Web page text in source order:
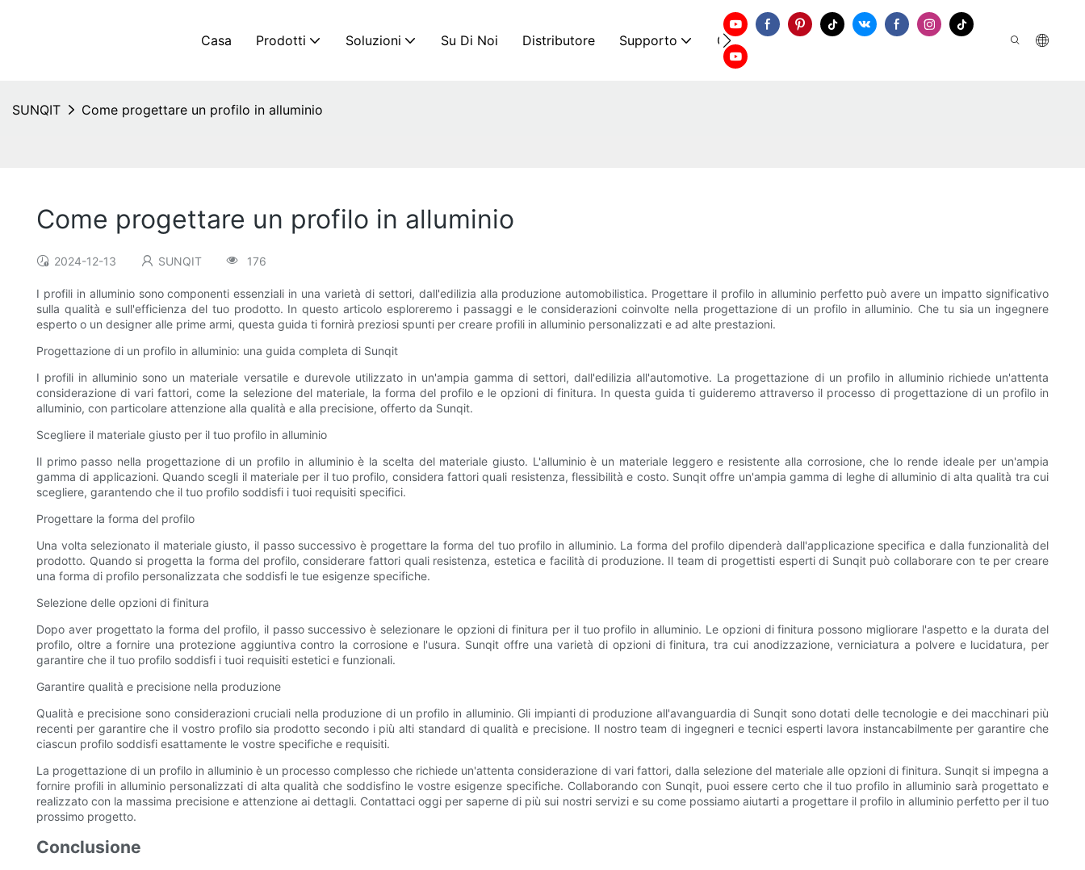
Casa Prodotti Soluzioni Su Di Noi Distributore Supporto Contattaci
SUNQIT Come progettare un profilo in alluminio
Come progettare un profilo in alluminio
2024-12-13 SUNQIT 176
I profili in alluminio sono componenti essenziali in una varietà di settori, dall'edilizia alla produzione automobilistica. Progettare il profilo in alluminio perfetto può avere un impatto significativo
sulla qualità e sull'efficienza del tuo prodotto. In questo articolo esploreremo i passaggi e le considerazioni coinvolte nella progettazione di un profilo in alluminio. Che tu sia un ingegnere
esperto o un designer alle prime armi, questa guida ti fornirà preziosi spunti per creare profili in alluminio personalizzati e ad alte prestazioni.
Progettazione di un profilo in alluminio: una guida completa di Sunqit
I profili in alluminio sono un materiale versatile e durevole utilizzato in un'ampia gamma di settori, dall'edilizia all'automotive. La progettazione di un profilo in alluminio richiede un'attenta
considerazione di vari fattori, come la selezione del materiale, la forma del profilo e le opzioni di finitura. In questa guida ti guideremo attraverso il processo di progettazione di un profilo in
alluminio, con particolare attenzione alla qualità e alla precisione, offerto da Sunqit.
Scegliere il materiale giusto per il tuo profilo in alluminio
Il primo passo nella progettazione di un profilo in alluminio è la scelta del materiale giusto. L'alluminio è un materiale leggero e resistente alla corrosione, che lo rende ideale per un'ampia
gamma di applicazioni. Quando scegli il materiale per il tuo profilo, considera fattori quali resistenza, flessibilità e costo. Sunqit offre un'ampia gamma di leghe di alluminio di alta qualità tra cui
scegliere, garantendo che il tuo profilo soddisfi i tuoi requisiti specifici.
Progettare la forma del profilo
Una volta selezionato il materiale giusto, il passo successivo è progettare la forma del tuo profilo in alluminio. La forma del profilo dipenderà dall'applicazione specifica e dalla funzionalità del
prodotto. Quando si progetta la forma del profilo, considerare fattori quali resistenza, estetica e facilità di produzione. Il team di progettisti esperti di Sunqit può collaborare con te per creare
una forma di profilo personalizzata che soddisfi le tue esigenze specifiche.
Selezione delle opzioni di finitura
Dopo aver progettato la forma del profilo, il passo successivo è selezionare le opzioni di finitura per il tuo profilo in alluminio. Le opzioni di finitura possono migliorare l'aspetto e la durata del
profilo, oltre a fornire una protezione aggiuntiva contro la corrosione e l'usura. Sunqit offre una varietà di opzioni di finitura, tra cui anodizzazione, verniciatura a polvere e lucidatura, per
garantire che il tuo profilo soddisfi i tuoi requisiti estetici e funzionali.
Garantire qualità e precisione nella produzione
Qualità e precisione sono considerazioni cruciali nella produzione di un profilo in alluminio. Gli impianti di produzione all'avanguardia di Sunqit sono dotati delle tecnologie e dei macchinari più
recenti per garantire che il vostro profilo sia prodotto secondo i più alti standard di qualità e precisione. Il nostro team di ingegneri e tecnici esperti lavora instancabilmente per garantire che
ciascun profilo soddisfi esattamente le vostre specifiche e requisiti.
La progettazione di un profilo in alluminio è un processo complesso che richiede un'attenta considerazione di vari fattori, dalla selezione del materiale alle opzioni di finitura. Sunqit si impegna a
fornire profili in alluminio personalizzati di alta qualità che soddisfino le vostre esigenze specifiche. Collaborando con Sunqit, puoi essere certo che il tuo profilo in alluminio sarà progettato e
realizzato con la massima precisione e attenzione ai dettagli. Contattaci oggi per saperne di più sui nostri servizi e su come possiamo aiutarti a progettare il profilo in alluminio perfetto per il tuo
prossimo progetto.
Conclusione